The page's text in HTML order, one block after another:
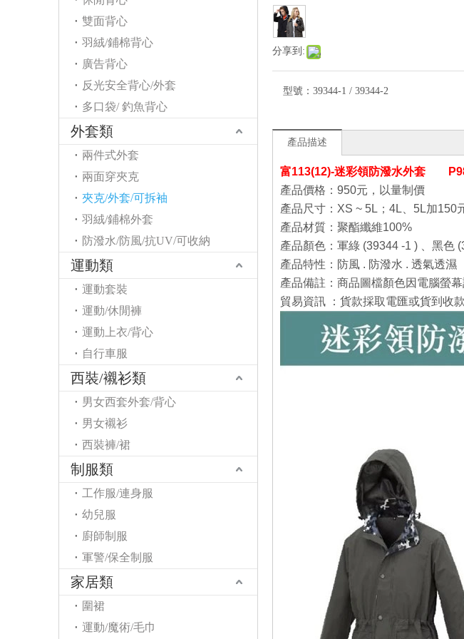
雙面背心
羽絨/鋪棉背心
廣告背心
反光安全背心/外套
多口袋/ 釣魚背心
外套類
兩件式外套
兩面穿夾克
夾克/外套/可拆袖
羽絨/鋪棉外套
防潑水/防風/抗UV/可收納
運動類
運動套裝
運動/休閒褲
運動上衣/背心
自行車服
西裝/襯衫類
男女西套外套/背心
男女襯衫
西裝褲/裙
制服類
工作服/連身服
幼兒服
廚師制服
軍警/保全制服
家居類
圍裙
運動/魔術/毛巾
分享到:
型號： 39344-1 / 39344-2
產品描述
富113(12)-迷彩領防潑水外套
產品價格：950元，以量制價
產品尺寸：XS ~ 5L ； 4L、5L加150
產品材質：聚酯纖維100%
產品顏色：軍綠 (39344 -1 ) 、黑色
產品特性：防風 . 防潑水 . 透氣透濕
產品備註：商品圖檔顏色因電腦螢
貿易資訊
：貨款採取電匯或貨到收